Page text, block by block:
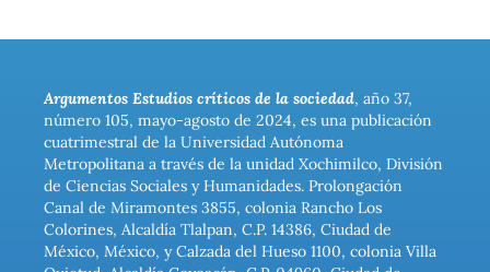
Argumentos Estudios críticos de la sociedad, año 37,
número 105, mayo-agosto de 2024, es una publicación
cuatrimestral de la Universidad Autónoma
Metropolitana a través de la unidad Xochimilco, División
de Ciencias Sociales y Humanidades. Prolongación
Canal de Miramontes 3855, colonia Rancho Los
Colorines, Alcaldía Tlalpan, C.P. 14386, Ciudad de
México, México, y Calzada del Hueso 1100, colonia Villa